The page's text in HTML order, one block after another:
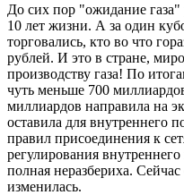
До сих пор "ожидание газа"
10 лет жизни. А за один
торговались, кто во что
рублей. И это в стране,
производству газа! По
чуть меньше 700
миллиардов направила на
оставила для внутреннего
правил присоединения к
регулирования
полная неразбериха.
изменилась.